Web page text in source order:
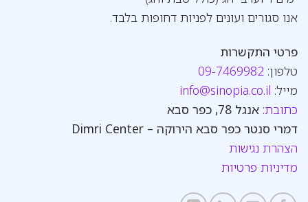
אנו סגורים ועונים לפניות דחופות בלבד.
פרטי התקשרות
טלפון: 09-7469982
מייל: info@sinopia.co.il
כתובת: אנגל 78, כפר סבא
דמרי סנטר כפר סבא הירוקה – Dimri Center
הצהרת נגישות
מדיניות פרטיות